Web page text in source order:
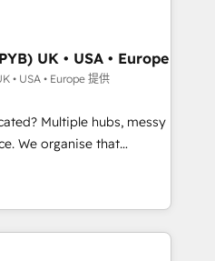
to convert, scale, and
services and
AI visibility coverage
Gemini and
Award - Integrations
Impact Award -
UK • USA • Europe
• USA • Europe 提供
Multiple hubs, messy
with: • CRM
and team
Salesforce, Pipedrive,